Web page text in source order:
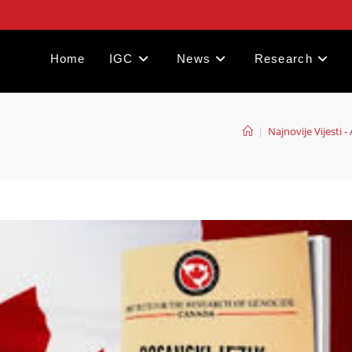
Home IGC News Research
| Najnovije Vijesti